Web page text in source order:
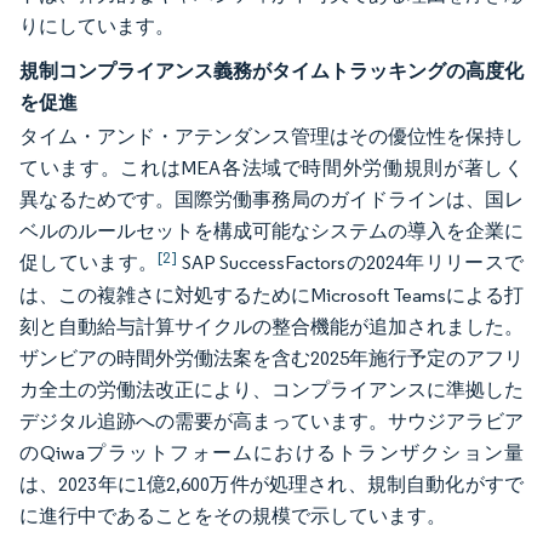
りにしています。
規制コンプライアンス義務がタイムトラッキングの高度化
を促進
タイム・アンド・アテンダンス管理はその優位性を保持し
ています。これはMEA各法域で時間外労働規則が著しく
異なるためです。国際労働事務局のガイドラインは、国レ
ベルのルールセットを構成可能なシステムの導入を企業に
促しています。[2] SAP SuccessFactorsの2024年リリースで
は、この複雑さに対処するためにMicrosoft Teamsによる打
刻と自動給与計算サイクルの整合機能が追加されました。
ザンビアの時間外労働法案を含む2025年施行予定のアフリ
カ全土の労働法改正により、コンプライアンスに準拠した
デジタル追跡への需要が高まっています。サウジアラビア
のQiwaプラットフォームにおけるトランザクション量
は、2023年に1億2,600万件が処理され、規制自動化がすで
に進行中であることをその規模で示しています。